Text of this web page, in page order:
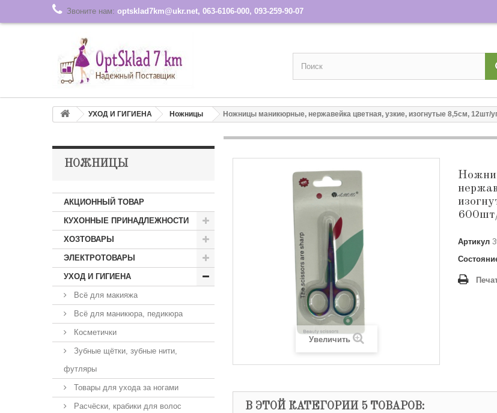
Звоните нам: optsklad7km@ukr.net, 063-6106-000, 093-259-90-07
УХОД И ГИГИЕНА Ножницы Ножницы маникюрные, нержавейка цветная, узкие, изогнутые 8,5см, 12шт/
НОЖНИЦЫ
АКЦИОННЫЙ ТОВАР
КУХОННЫЕ ПРИНАДЛЕЖНОСТИ
ХОЗТОВАРЫ
ЭЛЕКТРОТОВАРЫ
УХОД И ГИГИЕНА
Всё для макияжа
Всё для маникюра, педикюра
Косметички
Зубные щётки, зубные нити,
футляры
Товары для ухода за ногами
Расчёски, крабики для волос
Увеличить
Артикул
В ЭТОЙ КАТЕГОРИИ 5 ТОВАРОВ: